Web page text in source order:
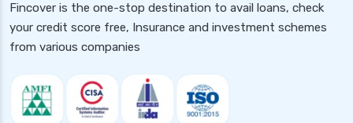
health insurance in rajasthan
health insurance jaipur
health insurance jodhpur
Fincover is the one-stop destination to avail loans, check
your credit score free, Insurance and investment schemes
from various companies